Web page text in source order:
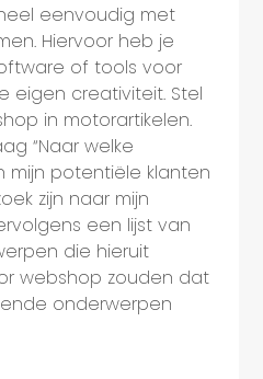
eenvoudig met
Hiervoor heb je
of tools voor
eigen creativiteit. Stel
in motorartikelen.
“Naar welke
mijn potentiële klanten
zijn naar mijn
een lijst van
die hieruit
webshop zouden dat
onderwerpen